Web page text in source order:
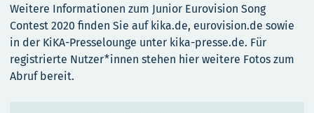
Weitere Informationen zum Junior Eurovision Song
Contest 2020 finden Sie auf kika.de, eurovision.de sowie
in der KiKA-Presselounge unter kika-presse.de. Für
registrierte Nutzer*innen stehen hier weitere Fotos zum
Abruf bereit.